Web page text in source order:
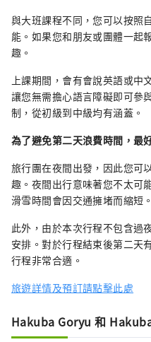
與大班課程不同，您可以按照
能。如果您和朋友或團體一起
趣。
上課期間，會有會說英語或中
讓您無需擔心語言障礙即可參
制，從初級到中級均有涵蓋。
為了避免第二天浪費時間，最
旅行團在夜間出發，因此您可
趣。夜間出行意味著您不太可
滑雪時間會因交通擁堵而縮短。
此外，由於本次行程不包含過
安排。對於行程結束後第二天
行程非常合適。
旅遊詳情及預訂請點擊此處
Hakuba Goryu 和